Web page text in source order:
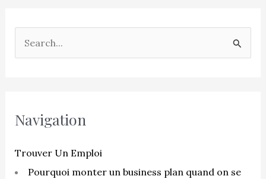
e
e
c
h
Navigation
Trouver Un Emploi
Pourquoi monter un business plan quand on se